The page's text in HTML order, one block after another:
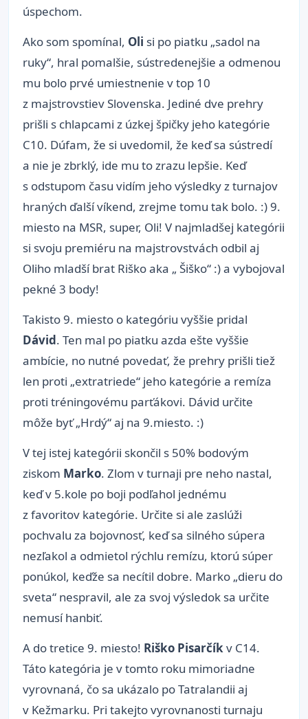
úspechom.
Ako som spomínal, Oli si po piatku „sadol na
ruky“, hral pomalšie, sústredenejšie a odmenou
mu bolo prvé umiestnenie v top 10
z majstrovstiev Slovenska. Jediné dve prehry
prišli s chlapcami z úzkej špičky jeho kategórie
C10. Dúfam, že si uvedomil, že keď sa sústredí
a nie je zbrklý, ide mu to zrazu lepšie. Keď
s odstupom času vidím jeho výsledky z turnajov
hraných ďalší víkend, zrejme tomu tak bolo. :) 9.
miesto na MSR, super, Oli! V najmladšej kategórii
si svoju premiéru na majstrovstvách odbil aj
Oliho mladší brat Riško aka „ Šiško“ :) a vybojoval
pekné 3 body!
Takisto 9. miesto o kategóriu vyššie pridal
Dávid. Ten mal po piatku azda ešte vyššie
ambície, no nutné povedať, že prehry prišli tiež
len proti „extratriede“ jeho kategórie a remíza
proti tréningovému parťákovi. Dávid určite
môže byť „Hrdý“ aj na 9.miesto. :)
V tej istej kategórii skončil s 50% bodovým
ziskom Marko. Zlom v turnaji pre neho nastal,
keď v 5.kole po boji podľahol jednému
z favoritov kategórie. Určite si ale zaslúži
pochvalu za bojovnosť, keď sa silného súpera
nezľakol a odmietol rýchlu remízu, ktorú súper
ponúkol, keďže sa necítil dobre. Marko „dieru do
sveta“ nespravil, ale za svoj výsledok sa určite
nemusí hanbiť.
A do tretice 9. miesto! Riško Pisarčíkv C14.
Táto kategória je v tomto roku mimoriadne
vyrovnaná, čo sa ukázalo po Tatralandii aj
v Kežmarku. Pri takejto vyrovnanosti turnaju